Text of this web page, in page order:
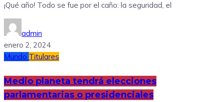
¡Qué año! Todo se fue por el caño: la seguridad, el
admin
enero 2, 2024
Mundo Titulares
Medio planeta tendrá elecciones
parlamentarias o presidenciales